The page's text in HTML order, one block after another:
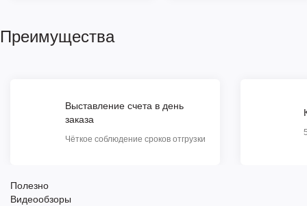
Преимущества
Выставление счета в день
заказа
Чёткое соблюдение сроков отгрузки
Полезно
Видеообзоры